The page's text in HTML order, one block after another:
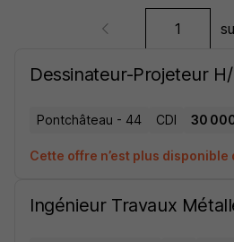
Dessinateur-Projeteur
Pontchâteau - 44 CDI 30
Cette offre n’est plus
Ingénieur Travaux